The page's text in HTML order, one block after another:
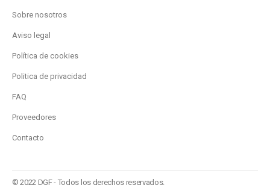
Sobre nosotros
Aviso legal
Política de cookies
Politica de privacidad
FAQ
Proveedores
Contacto
© 2022 DGF - Todos los derechos reservados.